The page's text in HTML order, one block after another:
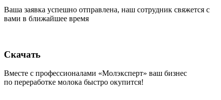
Ваша заявка успешно отправлена, наш сотрудник свяжется с
вами в ближайшее время
Скачать
Вместе с профессионалами «Молэксперт» ваш бизнес
по переработке молока быстро окупится!